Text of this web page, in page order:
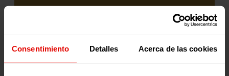
Consentimiento Detalles Acerca de las cookies